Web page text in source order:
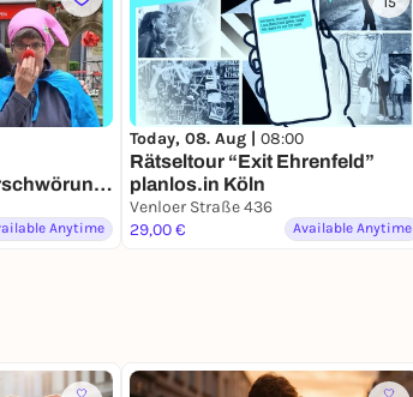
Anytime
Today, 08. Aug | 08:00
Rätseltour “Exit Ehrenfeld”
planlos.in Köln
Venloer Straße 436
29,00 €
Available Anytime